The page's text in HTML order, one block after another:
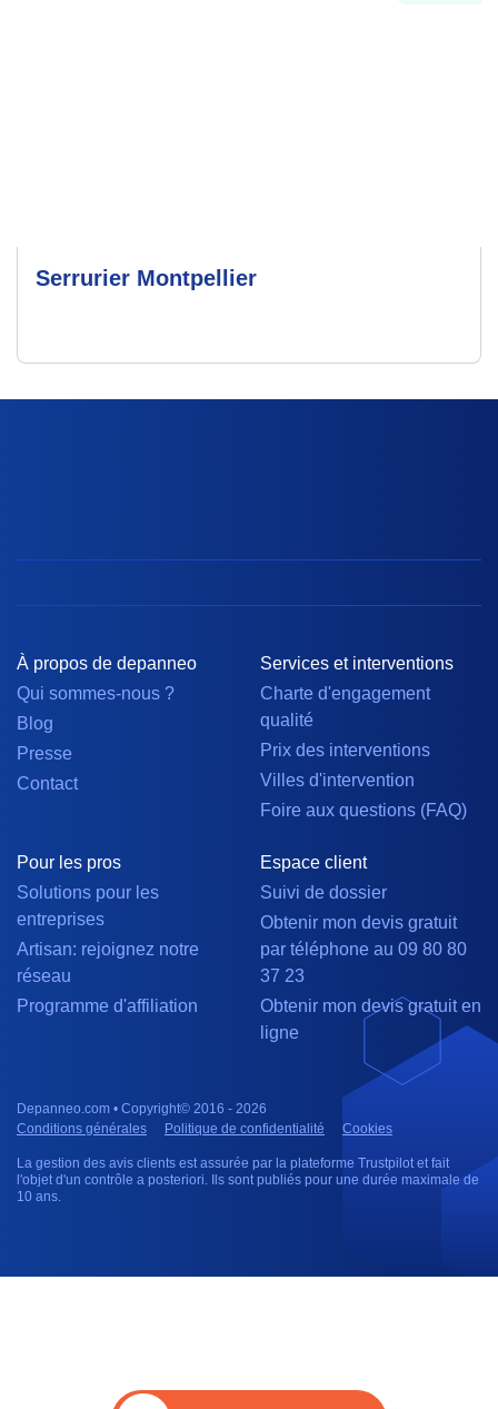
Serrurier Montpellier
À propos de depanneo
Qui sommes-nous ?
Blog
Presse
Contact
Services et interventions
Charte d'engagement
qualité
Prix des interventions
Villes d'intervention
Foire aux questions (FAQ)
Pour les pros
Solutions pour les
entreprises
Artisan: rejoignez notre
réseau
Programme d'affiliation
Espace client
Suivi de dossier
Obtenir mon devis gratuit
par téléphone au 09 80 80
37 23
Obtenir mon devis gratuit en
ligne
Depanneo.com • Copyright© 2016 - 2026
Conditions générales
Politique de confidentialité Cookies
La gestion des avis clients est assurée par la plateforme Trustpilot et fait
l'objet d'un contrôle a posteriori. Ils sont publiés pour une durée maximale de
10 ans.